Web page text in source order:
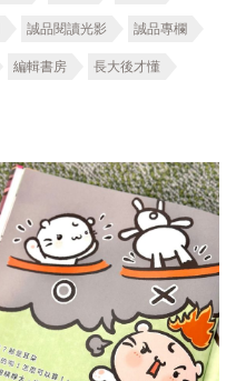
誠品閱讀光影 誠品專欄
編輯書房 長大後才懂